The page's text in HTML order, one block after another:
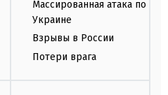
Массированная атака по
Украине
Взрывы в России
Потери врага